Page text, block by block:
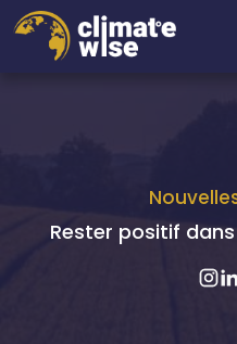
Rester positif